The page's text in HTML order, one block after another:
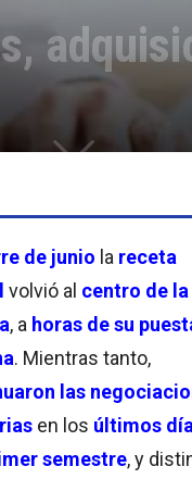
de junio la receta
volvió al centro de la
, a horas de su
. Mientras tanto,
las
en los últimos
semestre, y